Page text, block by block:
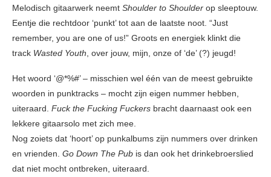
Melodisch gitaarwerk neemt Shoulder to Shoulder op sleeptouw.
Eentje die rechtdoor ‘punkt’ tot aan de laatste noot. “Just
remember, you are one of us!” Groots en energiek klinkt die
track Wasted Youth, over jouw, mijn, onze of ‘de’ (?) jeugd!
Het woord ‘@*%#’ – misschien wel één van de meest gebruikte
woorden in punktracks – mocht zijn eigen nummer hebben,
uiteraard. Fuck the Fucking Fuckers bracht daarnaast ook een
lekkere gitaarsolo met zich mee.
Nog zoiets dat ‘hoort’ op punkalbums zijn nummers over drinken
en vrienden. Go Down The Pub is dan ook het drinkebroerslied
dat niet mocht ontbreken, uiteraard.